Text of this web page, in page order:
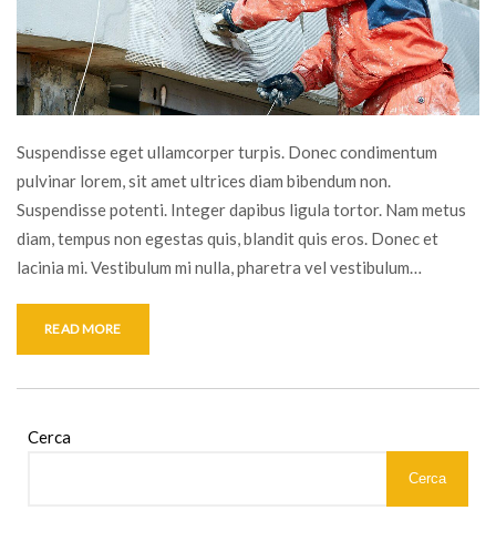
Suspendisse eget ullamcorper turpis. Donec condimentum
pulvinar lorem, sit amet ultrices diam bibendum non.
Suspendisse potenti. Integer dapibus ligula tortor. Nam metus
diam, tempus non egestas quis, blandit quis eros. Donec et
lacinia mi. Vestibulum mi nulla, pharetra vel vestibulum…
READ MORE
Cerca
Cerca